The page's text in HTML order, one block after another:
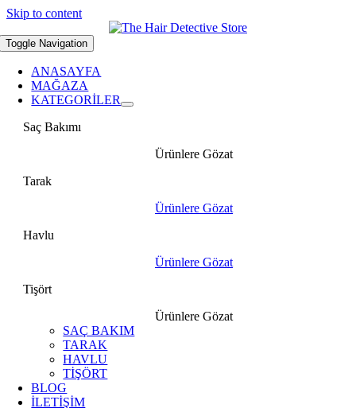
Skip to content
Toggle Navigation
ANASAYFA
MAĞAZA
KATEGORİLER
Saç Bakımı
Ürünlere Gözat
Tarak
Ürünlere Gözat
Havlu
Ürünlere Gözat
Tişört
Ürünlere Gözat
SAÇ BAKIM
TARAK
HAVLU
TİŞÖRT
BLOG
İLETİŞİM